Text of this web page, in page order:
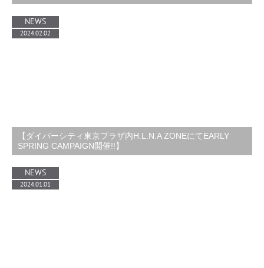
【ダイバーシティ東京プラザ内H.L.N.A ZONEにてEARLY
SPRING CAMPAIGN開催!!】
NEWS
2024.02.02
NEWS
2024.01.01